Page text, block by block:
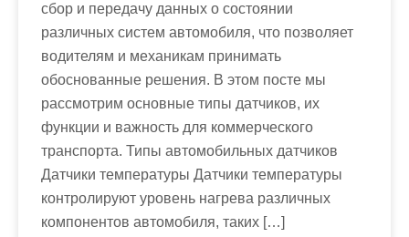
сбор и передачу данных о состоянии
различных систем автомобиля, что позволяет
водителям и механикам принимать
обоснованные решения. В этом посте мы
рассмотрим основные типы датчиков, их
функции и важность для коммерческого
транспорта. Типы автомобильных датчиков
Датчики температуры Датчики температуры
контролируют уровень нагрева различных
компонентов автомобиля, таких […]